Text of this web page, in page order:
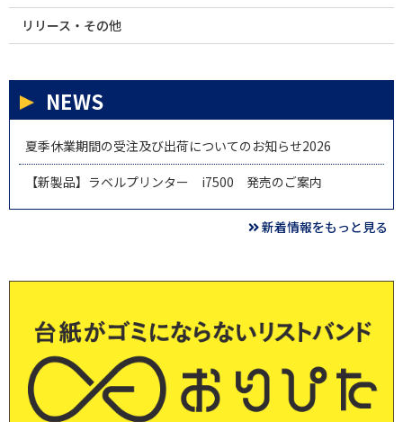
リリース・その他
NEWS
夏季休業期間の受注及び出荷についてのお知らせ2026
【新製品】ラベルプリンター i7500 発売のご案内
新着情報をもっと見る